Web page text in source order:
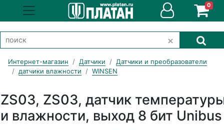
0
Интернет-магазин Датчики
Датчики и преобразователи
датчики влажности
WINSEN
ZS03, ZS03, датчик
и влажности, выход 8 бит Unibus